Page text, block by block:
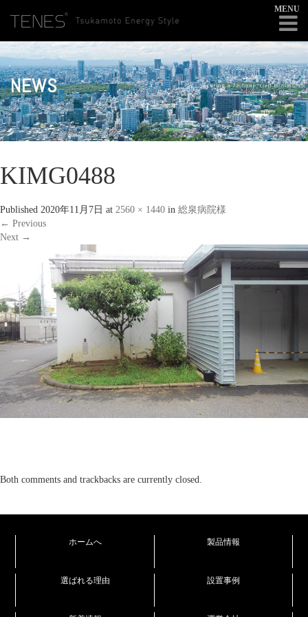
MENU
NEWS
KIMG0488
Published 2020年11月7日 at 2560 × 1440 in 総泉病院様
← Previous
Next →
Both comments and trackbacks are currently closed.
ホームへ 製品情報
選ばれる理由 設置事例